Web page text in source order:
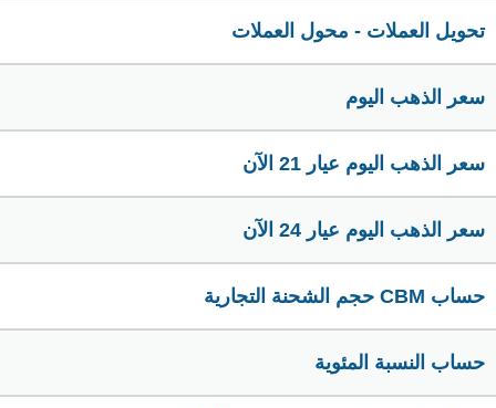
تحويل العملات - محول العملات
سعر الذهب اليوم
سعر الذهب اليوم عيار 21 الآن
سعر الذهب اليوم عيار 24 الآن
حساب CBM حجم الشحنة التجارية
حساب النسبة المئوية